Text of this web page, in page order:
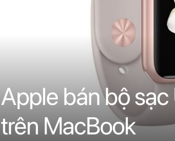
o
m
Apple bán bộ
trên MacBook